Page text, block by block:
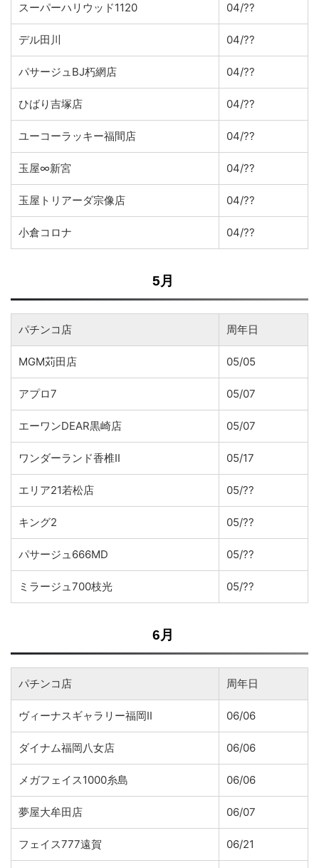
スーパーハリウッド1120 04/??
デル田川 04/??
パサージュBJ朽網店 04/??
ひばり吉塚店 04/??
ユーコーラッキー福間店 04/??
玉屋∞新宮 04/??
玉屋トリアーダ宗像店 04/??
小倉コロナ 04/??
5月
パチンコ店 周年日
MGM苅田店 05/05
アプロ7 05/07
エーワンDEAR黒崎店 05/07
ワンダーランド香椎II 05/17
エリア21若松店 05/??
キング2 05/??
パサージュ666MD 05/??
ミラージュ700枝光 05/??
6月
パチンコ店 周年日
ヴィーナスギャラリー福岡II 06/06
ダイナム福岡八女店 06/06
メガフェイス1000糸島 06/06
夢屋大牟田店 06/07
フェイス777遠賀 06/21